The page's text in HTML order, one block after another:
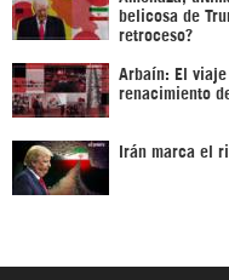
belicosa de
retroceso?
Arbaín: El
renacimiento
Irán marca el